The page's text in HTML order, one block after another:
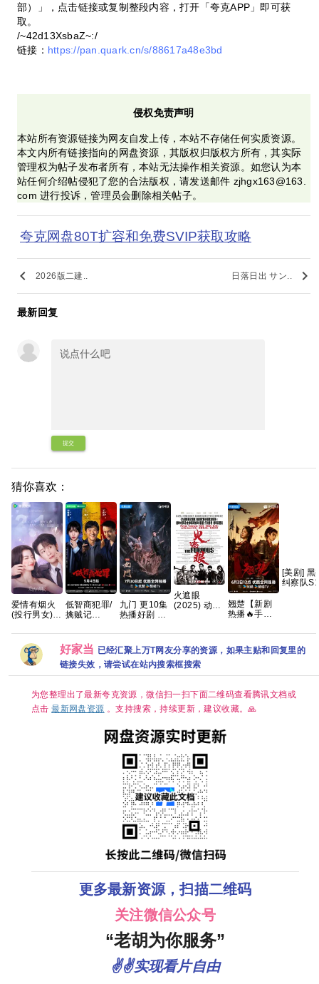
部）」，点击链接或复制整段内容，打开「夸克APP」即可获
取。
/~42d13XsbaZ~:/
链接： https://pan.quark.cn/s/88617a48e3bd
侵权免责声明
本站所有资源链接为网友自发上传，本站不存储任何实质资源。
本文内所有链接指向的网盘资源，其版权归版权方所有，其实际
管理权为帖子发布者所有，本站无法操作相关资源。如您认为本
站任何介绍帖侵犯了您的合法版权，请发送邮件 zjhgx163@163.
com 进行投诉，管理员会删除相关帖子。
夸克网盘80T扩容和免费SVIP获取攻略
keyboard_arrow_left 2026版二建.. 日落日出 サン.. keyboard_arrow_right
最新回复
提交
猜你喜欢：
爱情有烟火
(投行男女)
低智商犯罪/
擒贼记
骁/ 田曦薇 /
】【悬疑/ 犯
罪】【国语
中字】【4K
持续更新】
九门 更10集
热播好剧 4K
百度网盘+】
火遮眼
(2025) 动作
Furious 夸克
翘楚【新剧
热播🔥手慢
集/4K超清60
帧+高码臻彩
HDR】 【陈
然｜古装/权
[美剧] 黑
纠察队
好家当 已经汇聚上万T网友分享的资源，如果主贴和回复里的
链接失效，请尝试在站内搜索框搜索
为您整理出了最新夸克资源，微信扫一扫下面二维码查看腾讯文档或
点击最新网盘资源 。支持搜索，持续更新，建议收藏。🙏
更多最新资源，扫描二维码
关注微信公众号
“老胡为你服务”
✌✌实现看片自由